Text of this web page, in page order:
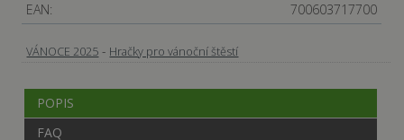
EAN: 700603717700
VÁNOCE 2025 - Hračky pro vánoční štěstí
POPIS
FAQ